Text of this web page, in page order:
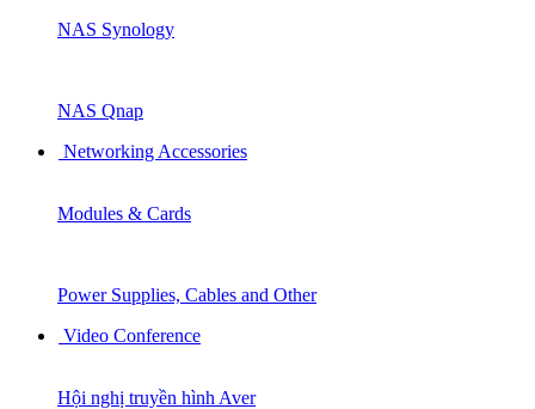
NAS Synology
NAS Qnap
Networking Accessories
Modules & Cards
Power Supplies, Cables and Other
Video Conference
Hội nghị truyền hình Aver